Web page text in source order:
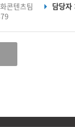
콘텐츠팀 담당자